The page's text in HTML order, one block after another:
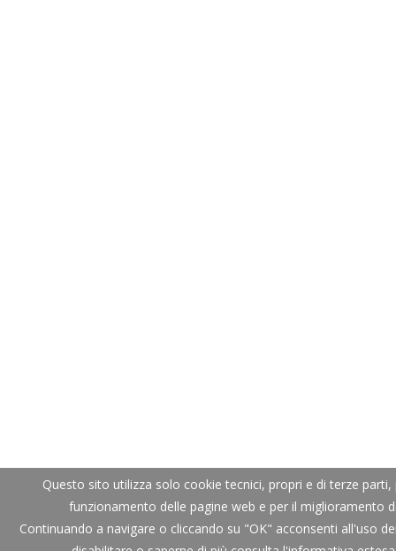
Questo sito utilizza solo cookie tecnici, propri e di terze
funzionamento delle pagine web e per il miglioramento
Continuando a navigare o cliccando su "OK" acconsenti all'uso